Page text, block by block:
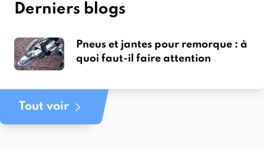
Derniers blogs
Pneus et jantes pour remorque : à
quoi faut-il faire attention
Tout voir